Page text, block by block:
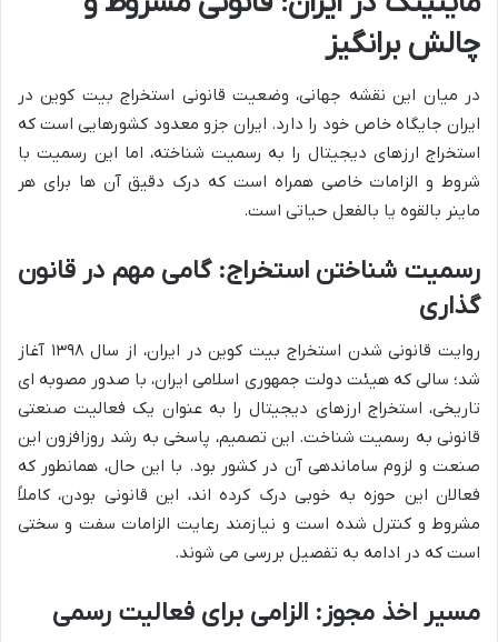
چالش برانگیز
در میان این نقشه جهانی، وضعیت قانونی استخراج بیت کوین در
ایران جایگاه خاص خود را دارد. ایران جزو معدود کشورهایی است که
استخراج ارزهای دیجیتال را به رسمیت شناخته، اما این رسمیت با
شروط و الزامات خاصی همراه است که درک دقیق آن ها برای هر
ماینر بالقوه یا بالفعل حیاتی است.
رسمیت شناختن استخراج: گامی مهم در قانون
گذاری
روایت قانونی شدن استخراج بیت کوین در ایران، از سال ۱۳۹۸ آغاز
شد؛ سالی که هیئت دولت جمهوری اسلامی ایران، با صدور مصوبه ای
تاریخی، استخراج ارزهای دیجیتال را به عنوان یک فعالیت صنعتی
قانونی به رسمیت شناخت. این تصمیم، پاسخی به رشد روزافزون این
صنعت و لزوم ساماندهی آن در کشور بود. با این حال، همانطور که
فعالان این حوزه به خوبی درک کرده اند، این قانونی بودن، کاملاً
مشروط و کنترل شده است و نیازمند رعایت الزامات سفت و سختی
است که در ادامه به تفصیل بررسی می شوند.
مسیر اخذ مجوز: الزامی برای فعالیت رسمی